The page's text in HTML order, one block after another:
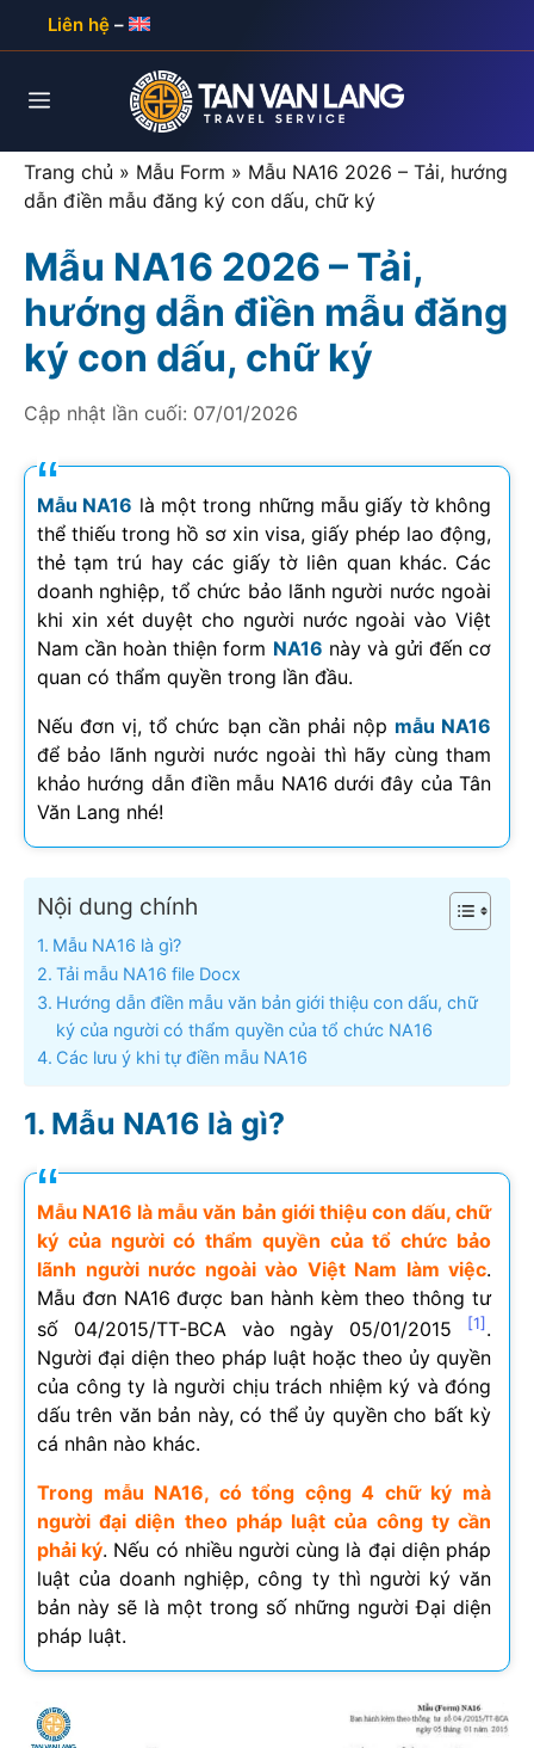
Liên hệ –
Menu
Trang chủ » Mẫu Form » Mẫu NA16 2026 – Tải, hướng
dẫn điền mẫu đăng ký con dấu, chữ ký
Mẫu NA16 2026 – Tải,
hướng dẫn điền mẫu đăng
ký con dấu, chữ ký
Cập nhật lần cuối: 07/01/2026
Mẫu NA16 là một trong những mẫu giấy tờ không
thể thiếu trong hồ sơ xin visa, giấy phép lao động,
thẻ tạm trú hay các giấy tờ liên quan khác. Các
doanh nghiệp, tổ chức bảo lãnh người nước ngoài
khi xin xét duyệt cho người nước ngoài vào Việt
Nam cần hoàn thiện form NA16 này và gửi đến cơ
quan có thẩm quyền trong lần đầu.
Nếu đơn vị, tổ chức bạn cần phải nộp mẫu NA16
để bảo lãnh người nước ngoài thì hãy cùng tham
khảo hướng dẫn điền mẫu NA16 dưới đây của Tân
Văn Lang nhé!
Nội dung chính
Mẫu NA16 là gì?
Tải mẫu NA16 file Docx
Hướng dẫn điền mẫu văn bản giới thiệu con dấu, chữ
ký của người có thẩm quyền của tổ chức NA16
Các lưu ý khi tự điền mẫu NA16
Mẫu NA16 là gì?
Mẫu NA16 là mẫu văn bản giới thiệu con dấu, chữ
ký của người có thẩm quyền của tổ chức bảo
lãnh người nước ngoài vào Việt Nam làm việc.
Mẫu đơn NA16 được ban hành kèm theo thông tư
số 04/2015/TT-BCA vào ngày 05/01/2015
[1].
Người đại diện theo pháp luật hoặc theo ủy quyền
của công ty là người chịu trách nhiệm ký và đóng
dấu trên văn bản này, có thể ủy quyền cho bất kỳ
cá nhân nào khác.
Trong mẫu NA16, có tổng cộng 4 chữ ký mà
người đại diện theo pháp luật của công ty cần
phải ký. Nếu có nhiều người cùng là đại diện pháp
luật của doanh nghiệp, công ty thì người ký văn
bản này sẽ là một trong số những người Đại diện
pháp luật.